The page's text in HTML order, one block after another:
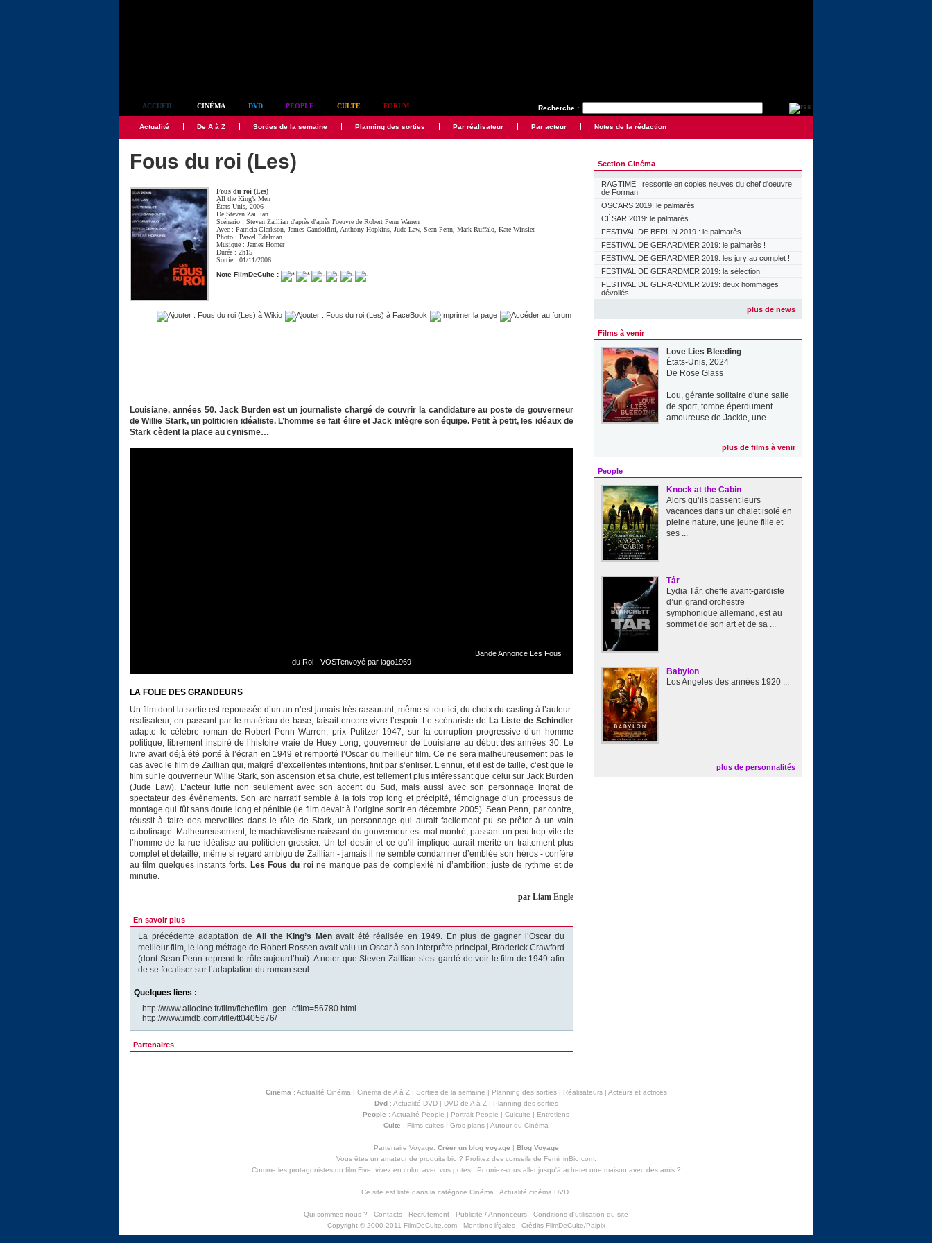
Recherche :
ACCUEIL CINÉMA DVD PEOPLE CULTE FORUM
Actualité De A à Z Sorties de la semaine Planning des sorties Par réalisateur Par acteur Notes de la rédaction
Fous du roi (Les)
Fous du roi (Les)
All the King’s Men
États-Unis, 2006
DeSteven Zaillian
Scénario :Steven Zaillian d'après d'après l'oeuvre de Robert Penn Warren
Avec :Patricia Clarkson ,James Gandolfini Anthony Hopkins ,Jude Law,Sean Penn ,Mark Ruffalo ,Kate Winslet
Photo :Pawel Edelman
Musique :James Horner
Durée : 2h15
Sortie : 01/11/2006
Note FilmDeCulte :
Louisiane, années 50. Jack Burden est un journaliste chargé de couvrir la candidature au poste de gouverneur
de Willie Stark, un politicien idéaliste. L’homme se fait élire et Jack intègre son équipe. Petit à petit, les idéaux de
Stark cèdent la place au cynisme…
Bande Annonce Les Fous
du Roi - VOSTenvoyé par iago1969
LA FOLIE DES GRANDEURS
Un film dont la sortie est repoussée d’un an n’est jamais très rassurant, même si tout ici, du choix du casting à l’auteur-
réalisateur, en passant par le matériau de base, faisait encore vivre l’espoir. Le scénariste de La Liste de Schindler
adapte le célèbre roman de Robert Penn Warren, prix Pulitzer 1947, sur la corruption progressive d’un homme
politique, librement inspiré de l’histoire vraie de Huey Long, gouverneur de Louisiane au début des années 30. Le
livre avait déjà été porté à l’écran en 1949 et remporté l’Oscar du meilleur film. Ce ne sera malheureusement pas le
cas avec le film de Zaillian qui, malgré d’excellentes intentions, finit par s’enliser. L’ennui, et il est de taille, c’est que le
film sur le gouverneur Willie Stark, son ascension et sa chute, est tellement plus intéressant que celui sur Jack Burden
(Jude Law). L’acteur lutte non seulement avec son accent du Sud, mais aussi avec son personnage ingrat de
spectateur des évènements. Son arc narratif semble à la fois trop long et précipité, témoignage d’un processus de
montage qui fût sans doute long et pénible (le film devait à l’origine sortir en décembre 2005). Sean Penn, par contre,
réussit à faire des merveilles dans le rôle de Stark, un personnage qui aurait facilement pu se prêter à un vain
cabotinage. Malheureusement, le machiavélisme naissant du gouverneur est mal montré, passant un peu trop vite de
l’homme de la rue idéaliste au politicien grossier. Un tel destin et ce qu’il implique aurait mérité un traitement plus
complet et détaillé, même si regard ambigu de Zaillian - jamais il ne semble condamner d’emblée son héros - confère
au film quelques instants forts. Les Fous du roine manque pas de complexité ni d’ambition; juste de rythme et de
minutie.
par Liam Engle
En savoir plus
La précédente adaptation de All the King’s Menavait été réalisée en 1949. En plus de gagner l’Oscar du
meilleur film, le long métrage de Robert Rossen avait valu un Oscar à son interprète principal, Broderick Crawford
(dont Sean Penn reprend le rôle aujourd’hui). A noter que Steven Zaillian s’est gardé de voir le film de 1949 afin
de se focaliser sur l’adaptation du roman seul.
Quelques liens :
http://www.allocine.fr/film/fichefilm_gen_cfilm=56780.html
http://www.imdb.com/title/tt0405676/
Partenaires
Section Cinéma
RAGTIME : ressortie en copies neuves du chef d'oeuvre
de Forman
OSCARS 2019: le palmarès
CÉSAR 2019: le palmarès
FESTIVAL DE BERLIN 2019 : le palmarès
FESTIVAL DE GERARDMER 2019: le palmarès !
FESTIVAL DE GERARDMER 2019: les jury au complet !
FESTIVAL DE GERARDMER 2019: la sélection !
FESTIVAL DE GERARDMER 2019: deux hommages
dévoilés
plus de news
Films à venir
Love Lies Bleeding
États-Unis, 2024
De Rose Glass
Lou, gérante solitaire d'une salle
de sport, tombe éperdument
amoureuse de Jackie, une ...
plus de films à venir
People
Knock at the Cabin
Alors qu’ils passent leurs
vacances dans un chalet isolé en
pleine nature, une jeune fille et
ses ...
Tár
Lydia Tár, cheffe avant-gardiste
d’un grand orchestre
symphonique allemand, est au
sommet de son art et de sa ...
Babylon
Los Angeles des années 1920 ...
plus de personnalités
Cinéma : Actualité Cinéma | Cinéma de A à Z| Sorties de la semaine | Planning des sorties| Réalisateurs| Acteurs et actrices
Dvd: Actualité DVD| DVD de A à Z| Planning des sorties
People : Actualité People | Portrait People | Culculte | Entretiens
Culte : Films cultes | Gros plans | Autour du Cinéma
Partenaire Voyage: Créer un blog voyage | Blog Voyage
Vous êtes un amateur de produits bio ? Profitez des conseils de FemininBio.com.
Comme les protagonistes du film Five, vivez en coloc avec vos potes ! Pourriez-vous aller jusqu'à acheter une maison avec des amis?
Ce site est listé dans la catégorie Cinéma : Actualité cinéma DVD
Qui sommes-nous ? - Contacts - Recrutement - Publicité / Annonceurs - Conditions d'utilisation du site
Copyright © 2000-2011 FilmDeCulte.com - Mentions lŕgales- Crédits FilmDeCulte/Palpix